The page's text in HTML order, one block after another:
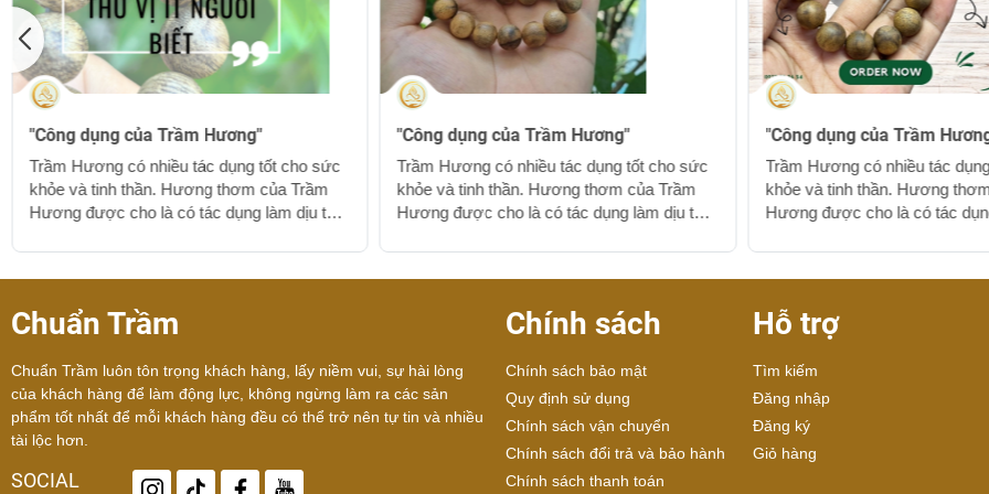
"Công dụng của Trầm Hương"
Trầm Hương có nhiều tác dụng tốt cho sức
khỏe và tinh thần. Hương thơm của Trầm
Hương được cho là có tác dụng làm dịu tâm
một không gian thư giãn. Ngoài ra, mùi
hương của Trầm Hương cũng được cho là
giúp củng cố tình cảm, ngăn ngừa sự ảnh
hưởng xấu của tress và giúp cải thiện trí
Trầm Hương có tác dụng giúp điều trị một
số vấn đề sức khỏe cụ thể. Theo một số
nghiên cứu, hương...
"Công dụng của Trầm Hương"
Trầm Hương có nhiều tác dụng tốt cho sức
khỏe và tinh thần. Hương thơm của Trầm
Hương được cho là có tác dụng làm dịu tâm
một không gian thư giãn. Ngoài ra, mùi
hương của Trầm Hương cũng được cho là
hưởng xấu của tress và giúp cải thiện trí
Trầm Hương có tác dụng giúp điều trị một
số vấn đề sức khỏe cụ thể. Theo một số
nghiên cứu, hương...
"Công dụng của Trầm
Trầm Hương có nhiều tác
khỏe và tinh thần. Hương
Hương được cho là có tác
một không gian thư giãn.
hương của Trầm Hương cũng
giúp củng cố tình cảm, ngăn
hưởng xấu của tress và giúp
Trầm Hương có tác dụng giúp
số vấn đề sức khỏe cụ thể.
nghiên cứu, hương...
Chuẩn Trầm
Chuẩn Trầm luôn tôn trọng khách hàng, lấy niềm vui, sự hài lòng
của khách hàng để làm động lực, không ngừng làm ra các sản
phẩm tốt nhất để mỗi khách hàng đều có thể trở nên tự tin và nhiều
tài lộc hơn.
SOCIAL
Chính sách
Chính sách bảo mật
Quy định sử dụng
Chính sách vận chuyển
Chính sách đổi trả và bảo hành
Chính sách thanh toán
Hỗ trợ
Tìm kiếm
Đăng nhập
Đăng ký
Giỏ hàng